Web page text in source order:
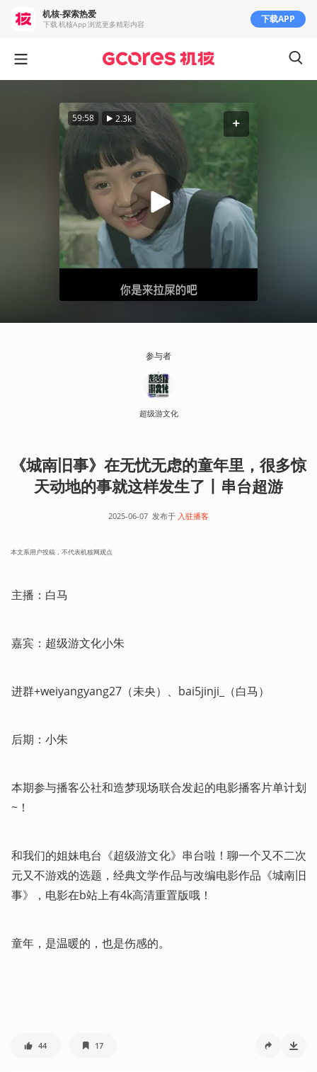
59:58 2.3k
参与者
超级游文化
《城南旧事》在无忧无虑的童年里，很多惊
天动地的事就这样发生了丨串台超游
2025-06-07 发布于 入驻播客
本文系用户投稿，不代表机核网观点
主播：白马
嘉宾：超级游文化小朱
进群+weiyangyang27（未央）、bai5jinji_（白马）
后期：小朱
本期参与播客公社和造梦现场联合发起的电影播客片单计划
~！
和我们的姐妹电台《超级游文化》串台啦！聊一个又不二次
元又不游戏的选题，经典文学作品与改编电影作品《城南旧
事》，电影在b站上有4k高清重置版哦！
童年，是温暖的，也是伤感的。
44 17
机核-探索热爱
下载 机核App 浏览更多精彩内容 下载APP